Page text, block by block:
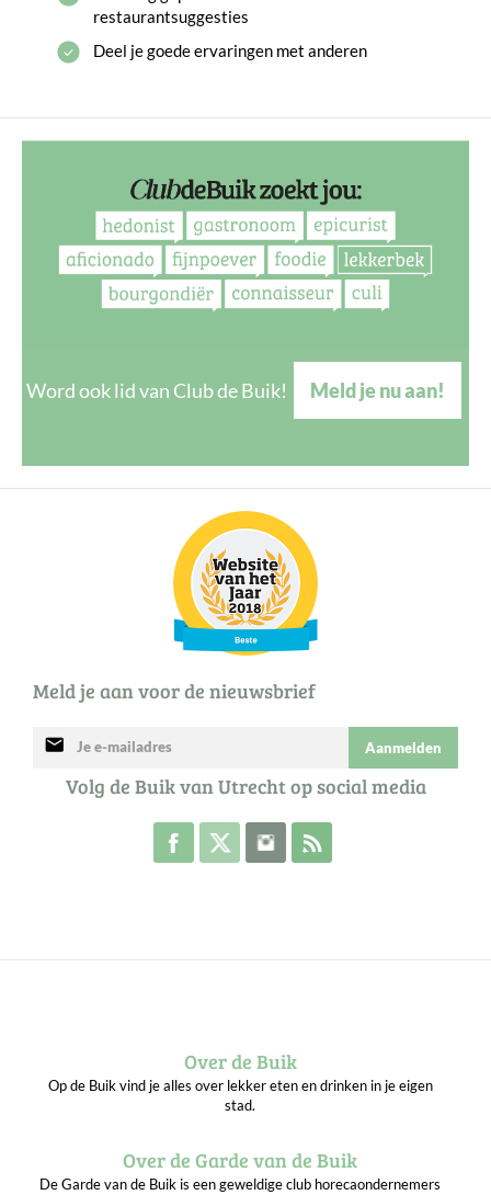
restaurantsuggesties
Deel je goede ervaringen met anderen
Word ook lid van Club de Buik! Meld je nu aan!
Meld je aan voor de nieuwsbrief
mail Aanmelden
Volg de Buik van Utrecht op social media
Volg de Buik op Facebook
Volg de Buik op Twitter
Volg de Buik op Instagram
Over de Buik
Op de Buik vind je alles over lekker eten en drinken in je eigen
stad.
Over de Garde van de Buik
De Garde van de Buik is een geweldige club horecaondernemers